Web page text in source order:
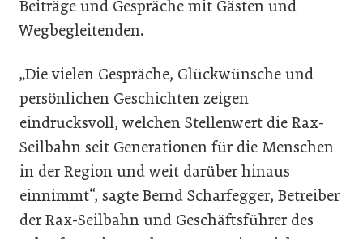
Beiträge und Gespräche mit Gästen und
Wegbegleitenden.
„Die vielen Gespräche, Glückwünsche und
persönlichen Geschichten zeigen
eindrucksvoll, welchen Stellenwert die Rax-
Seilbahn seit Generationen für die Menschen
in der Region und weit darüber hinaus
einnimmt“, sagte Bernd Scharfegger, Betreiber
der Rax-Seilbahn und Geschäftsführer des